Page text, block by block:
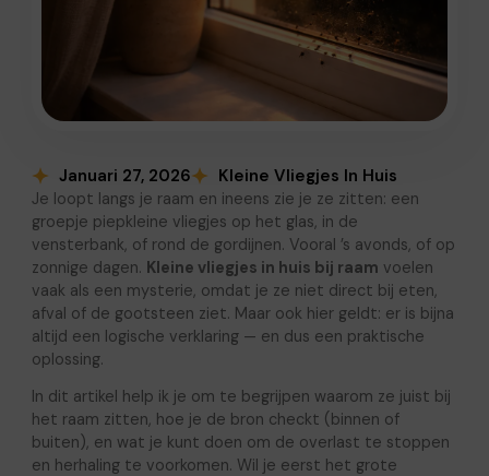
Januari 27, 2026 Kleine Vliegjes In Huis
Je loopt langs je raam en ineens zie je ze zitten: een
groepje piepkleine vliegjes op het glas, in de
vensterbank, of rond de gordijnen. Vooral ’s avonds, of op
zonnige dagen. Kleine vliegjes in huis bij raam voelen
vaak als een mysterie, omdat je ze niet direct bij eten,
afval of de gootsteen ziet. Maar ook hier geldt: er is bijna
altijd een logische verklaring — en dus een praktische
oplossing.
In dit artikel help ik je om te begrijpen waarom ze juist bij
het raam zitten, hoe je de bron checkt (binnen of
buiten), en wat je kunt doen om de overlast te stoppen
en herhaling te voorkomen. Wil je eerst het grote